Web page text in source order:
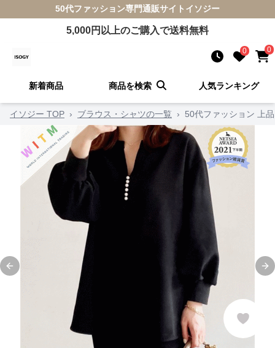
50代ファッション専門通販サイト イソジー
5,000円以上のご購入で送料無料
0 0
新着商品 商品を検索 人気ランキング
イソジー TOP › ブラウス・シャツの一覧 › 50代ファッション 上
Previous slide